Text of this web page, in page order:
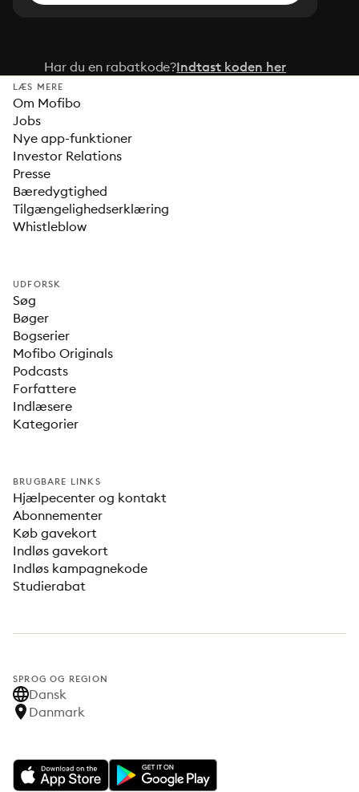
Har du en rabatkode?Indtast koden her
LÆS MERE
Om Mofibo
Jobs
Nye app-funktioner
Investor Relations
Presse
Bæredygtighed
Tilgængelighedserklæring
Whistleblow
UDFORSK
Søg
Bøger
Bogserier
Mofibo Originals
Podcasts
Forfattere
Indlæsere
Kategorier
BRUGBARE LINKS
Hjælpecenter og kontakt
Abonnementer
Køb gavekort
Indløs gavekort
Indløs kampagnekode
Studierabat
SPROG OG REGION
Dansk
Danmark